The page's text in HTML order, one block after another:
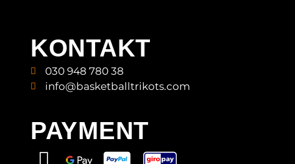
KONTAKT
030 948 780 38
info@basketballtrikots.com
PAYMENT